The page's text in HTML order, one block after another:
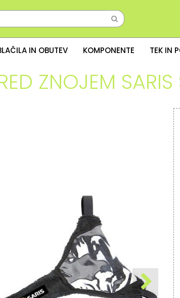
IN OBUTEV KOMPONENTE TEK IN
ZNOJEM